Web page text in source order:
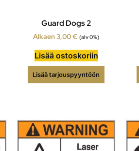
Guard Dogs 2
Alkaen3,00€ (alv 0%)
Lisää ostoskoriin
Lisää tarjouspyyntöön